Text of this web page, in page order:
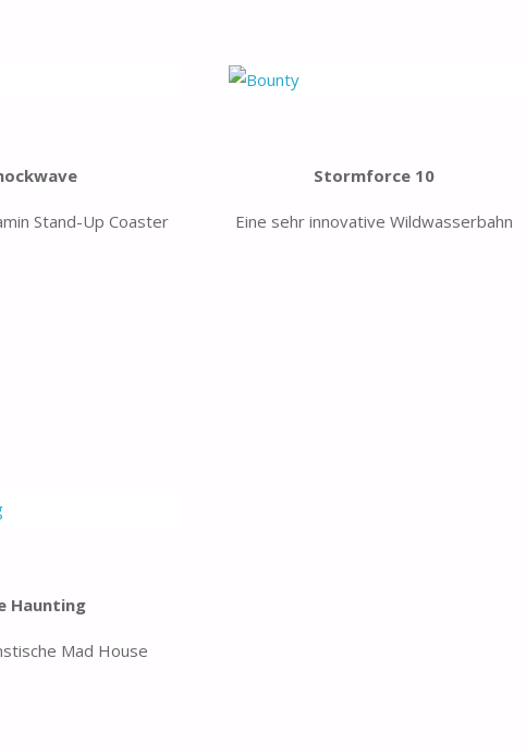
Stand-Up Coaster
Stormforce 10
Eine sehr innovative Wildwasserbahn
Haunting
Mad House